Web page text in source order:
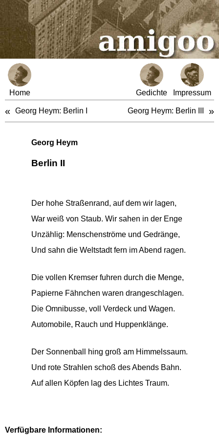
Home Gedichte Impressum
« Georg Heym: Berlin I Georg Heym: Berlin III »
Georg Heym
Berlin II
Der hohe Straßenrand, auf dem wir lagen,
War weiß von Staub. Wir sahen in der Enge
Unzählig: Menschenströme und Gedränge,
Und sahn die Weltstadt fern im Abend ragen.
Die vollen Kremser fuhren durch die Menge,
Papierne Fähnchen waren drangeschlagen.
Die Omnibusse, voll Verdeck und Wagen.
Automobile, Rauch und Huppenklänge.
Der Sonnenball hing groß am Himmelssaum.
Und rote Strahlen schoß des Abends Bahn.
Auf allen Köpfen lag des Lichtes Traum.
Verfügbare Informationen: